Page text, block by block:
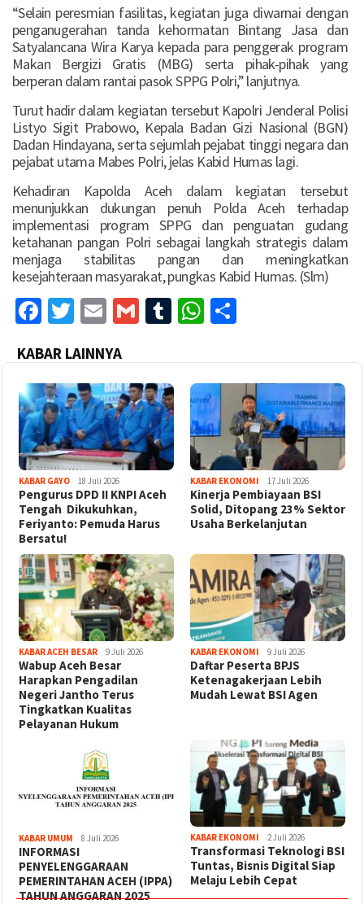
“Selain peresmian fasilitas, kegiatan juga diwarnai dengan
penganugerahan tanda kehormatan Bintang Jasa dan
Satyalancana Wira Karya kepada para penggerak program
Makan Bergizi Gratis (MBG) serta pihak-pihak yang
berperan dalam rantai pasok SPPG Polri,” lanjutnya.
Turut hadir dalam kegiatan tersebut Kapolri Jenderal Polisi
Listyo Sigit Prabowo, Kepala Badan Gizi Nasional (BGN)
Dadan Hindayana, serta sejumlah pejabat tinggi negara dan
pejabat utama Mabes Polri, jelas Kabid Humas lagi.
Kehadiran Kapolda Aceh dalam kegiatan tersebut
menunjukkan dukungan penuh Polda Aceh terhadap
implementasi program SPPG dan penguatan gudang
ketahanan pangan Polri sebagai langkah strategis dalam
menjaga stabilitas pangan dan meningkatkan
kesejahteraan masyarakat, pungkas Kabid Humas. (Slm)
Facebook
Twitter
EmailGmailTumblrWhatsApp
KABAR LAINNYA
KABAR GAYO 18 Juli 2026
‎Pengurus DPD II KNPI Aceh
Tengah Dikukuhkan,
Feriyanto: Pemuda Harus
Bersatu!
KABAR EKONOMI 17 Juli 2026
Kinerja Pembiayaan BSI
Solid, Ditopang 23% Sektor
Usaha Berkelanjutan
KABAR ACEH BESAR 9 Juli 2026
Wabup Aceh Besar
Harapkan Pengadilan
Negeri Jantho Terus
Tingkatkan Kualitas
Pelayanan Hukum
KABAR EKONOMI 9 Juli 2026
Daftar Peserta BPJS
Ketenagakerjaan Lebih
Mudah Lewat BSI Agen
KABAR UMUM 8 Juli 2026
INFORMASI
PENYELENGGARAAN
PEMERINTAHAN ACEH (IPPA)
TAHUN ANGGARAN 2025
KABAR EKONOMI 2 Juli 2026
Transformasi Teknologi BSI
Tuntas, Bisnis Digital Siap
Melaju Lebih Cepat